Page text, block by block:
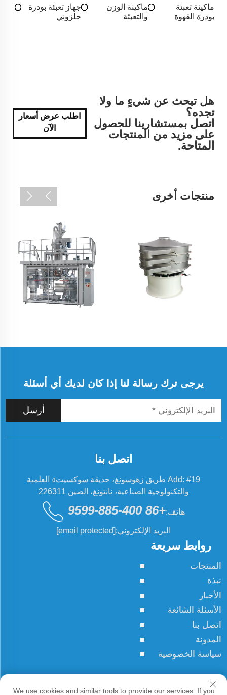
ماكينة تعبئة
بودرة القهوة
ماكينة الوزن
والتعبئة
جهاز تعبئة بودرة
حلزوني
هل تبحث عن شيءٍ ما ولا
تجده؟
اتصل بمستشارينا للحصول
على مزيد من المنتجات
المتاحة.
اطلب عرض أسعار
الآن
منتجات أخرى
يرجى ترك رسالة لنا إذا كان لديك أي أسئلة
أرسل
روابط سريعة
المنتجات
نبذة
الأخبار
الأسئلة الشائعة
اتصل بنا
المدونة
سياسة الخصوصية
اتصل بنا
Add: #19 طريق زهوسونغ، حديقة سوكسيتง العلمية
والتكنولوجية الصناعية، نانتونغ، الصين 226311
هاتف:+86 400-885-9599
البريد الإلكتروني:[email protected]
We use cookies and similar tools to provide our services. If you